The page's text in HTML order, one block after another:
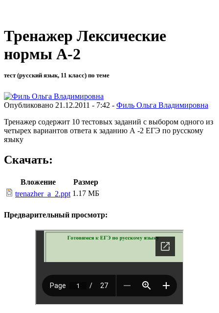
Тренажер Лексические
нормы А-2
тест (русский язык, 11 класс) по теме
Опубликовано 21.12.2011 - 7:42 - Филь Ольга Владимировна
Тренажер содержит 10 тестовых заданий с выбором одного из
четырех вариантов ответа к заданию А -2 ЕГЭ по русскому
языку
Скачать:
Вложение
Размер
trenazher_a_2.ppt 1.17 МБ
Предварительный просмотр: